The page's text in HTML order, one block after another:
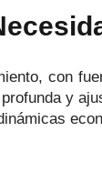
con
y